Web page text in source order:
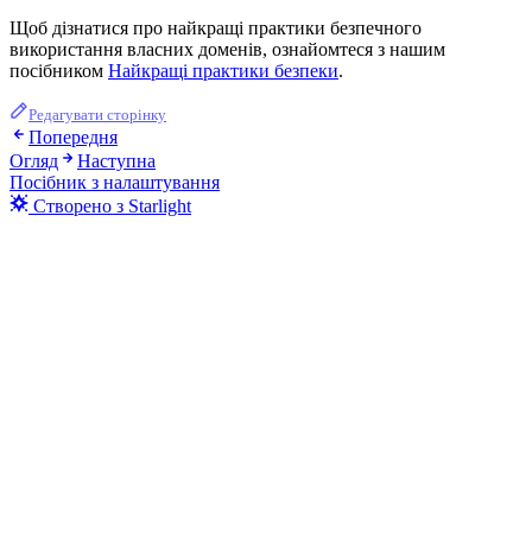
Щоб дізнатися про найкращі практики безпечного
використання власних доменів, ознайомтеся з нашим
посібником Найкращі практики безпеки.
Редагувати сторінку
Попередня
Огляд
Наступна
Посібник з налаштування
Створено з Starlight